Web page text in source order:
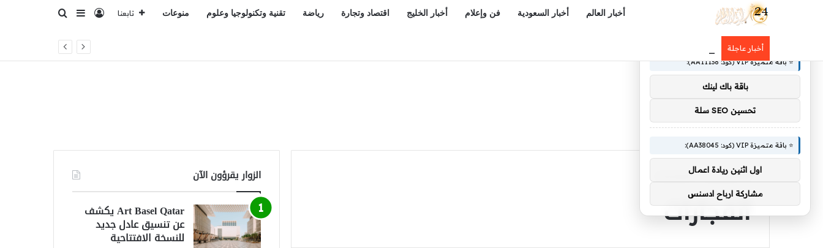
أخبار العالم أخبار السعودية فن وإعلام أخبار الخليج اقتصاد وتجارة رياضة تقنية وتكنولوجيا وعلوم منوعات تابعنا تسجيل الدخول
إضافة عمود
بحث عن
أخبار عاجلة
الرئيسية/انفجارات
انفجارات
الزوار يقرؤون الآن
Art Basel Qatar يكشف
عن تنسيق عادل جديد
للنسخة الافتتاحية
⭐ باقة متميزة VIP (كود: AA11138):
باقة باك لينك
تحسين SEO سلة
⭐ باقة متميزة VIP (كود: AA38045):
اول اثنين ريادة اعمال
مشاركة ارباح ادسنس